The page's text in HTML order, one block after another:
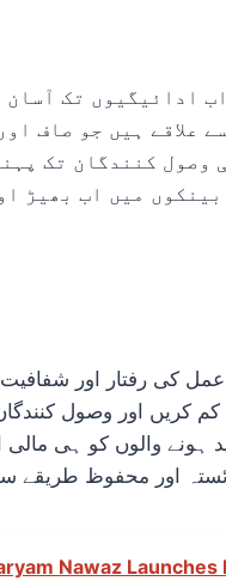
ادائیگیوں تک آسان
علاقے ہیں جو صاف
کنندگان تک
بینکوں میں اب بھیڑ
عمل کی رفتار اور
کریں اور وصول
والوں کو ہی مالی
اور محفوظ طریقے
Nawaz